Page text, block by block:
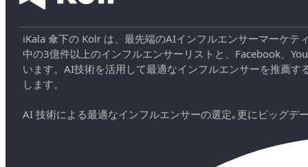
iKala 傘下の Kolr は、最先端のAIインフルエンサーマーケ
中の3億件以上のインフルエンサーリストと、Facebook、
います。AI技術を活用して最適なインフルエンサーを推薦
します。
AI 技術による最適なインフルエンサーの選定｡更にビッグデ